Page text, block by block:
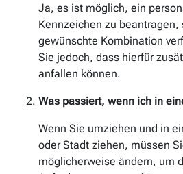
Ja, es ist möglich, ein
Kennzeichen zu beantragen,
gewünschte Kombination
Sie jedoch, dass hierfür
anfallen können.
Was passiert, wenn ich in
Wenn Sie umziehen und in
oder Stadt ziehen, müssen
möglicherweise ändern, um